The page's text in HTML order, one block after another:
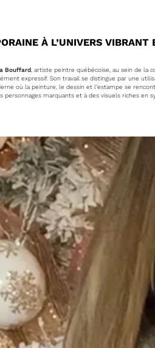
À L’UNIVERS VIBRANT
Bouffard , artiste peintre québécoise, au sein de la
expressif. Son travail se distingue par une
où la peinture, le dessin et l’estampe se
personnages marquants et à des visuels riches